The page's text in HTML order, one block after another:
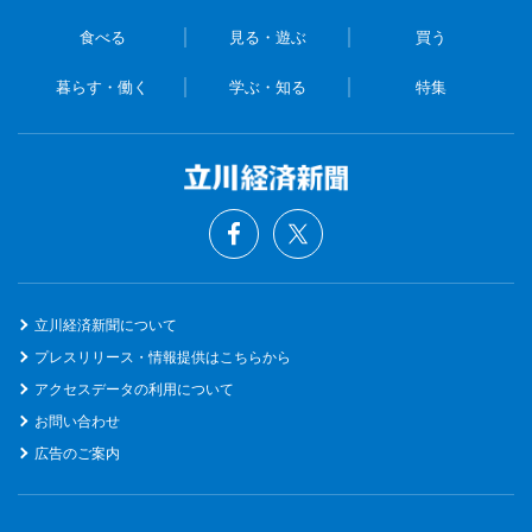
食べる 見る・遊ぶ 買う
暮らす・働く 学ぶ・知る 特集
立川経済新聞について
プレスリリース・情報提供はこちらから
アクセスデータの利用について
お問い合わせ
広告のご案内